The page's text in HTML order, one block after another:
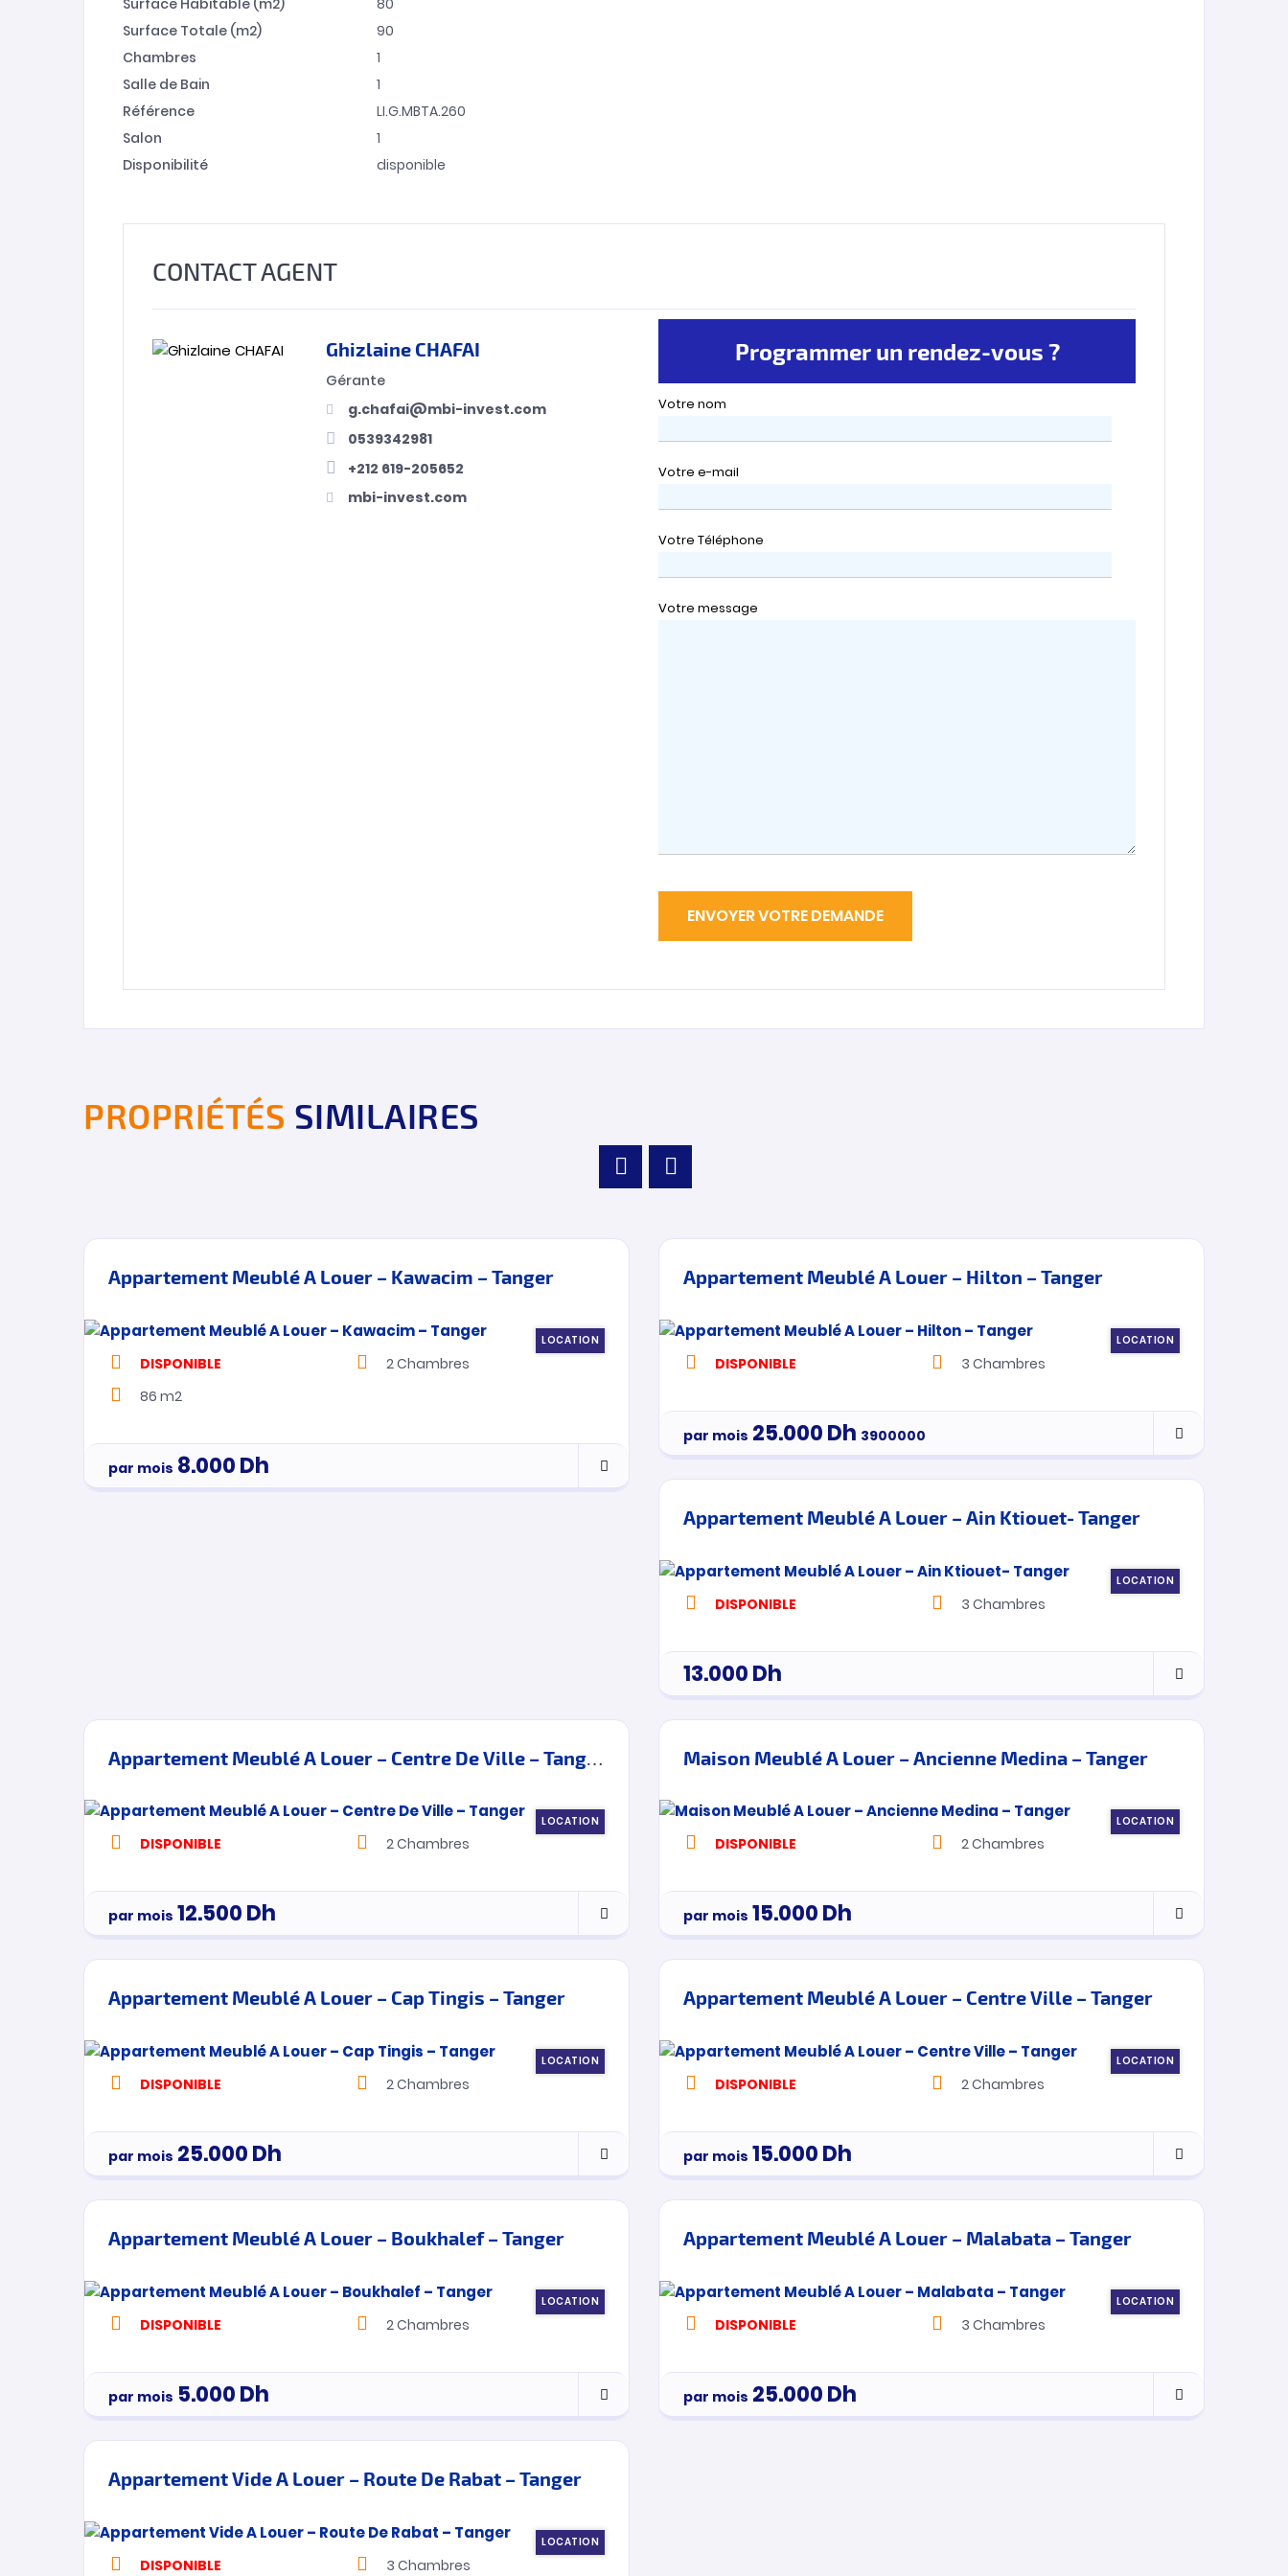
Surface Habitable (m2)
80
Surface Totale (m2)
90
Chambres
1
Salle de Bain
1
Référence
LI.G.MBTA.260
Salon
1
Disponibilité
disponible
CONTACT AGENT
Ghizlaine CHAFAI
Gérante
g.chafai@mbi-invest.com
0539342981
+212 619-205652
mbi-invest.com
Programmer un rendez-vous ?
Votre nom
Votre e-mail
Votre Téléphone
Votre message
PROPRIÉTÉS SIMILAIRES
Appartement Meublé A Louer – Kawacim – Tanger
LOCATION
DISPONIBLE 2Chambres
86 m2
par mois 8.000Dh
Appartement Meublé A Louer – Hilton – Tanger
LOCATION
DISPONIBLE 3 Chambres
par mois 25.000Dh 3900000
Appartement Meublé A Louer – Ain Ktiouet- Tanger
LOCATION
DISPONIBLE 3 Chambres
13.000Dh
Appartement Meublé A Louer – Centre De Ville – Tanger
LOCATION
DISPONIBLE 2Chambres
par mois 12.500Dh
Maison Meublé A Louer – Ancienne Medina – Tanger
LOCATION
DISPONIBLE 2Chambres
par mois 15.000Dh
Appartement Meublé A Louer – Cap Tingis – Tanger
LOCATION
DISPONIBLE 2Chambres
par mois 25.000Dh
Appartement Meublé A Louer – Centre Ville – Tanger
LOCATION
DISPONIBLE 2Chambres
par mois 15.000Dh
Appartement Meublé A Louer – Boukhalef – Tanger
LOCATION
DISPONIBLE 2Chambres
par mois 5.000Dh
Appartement Meublé A Louer – Malabata – Tanger
LOCATION
DISPONIBLE 3 Chambres
par mois 25.000Dh
Appartement Vide A Louer – Route De Rabat – Tanger
LOCATION
DISPONIBLE 3 Chambres